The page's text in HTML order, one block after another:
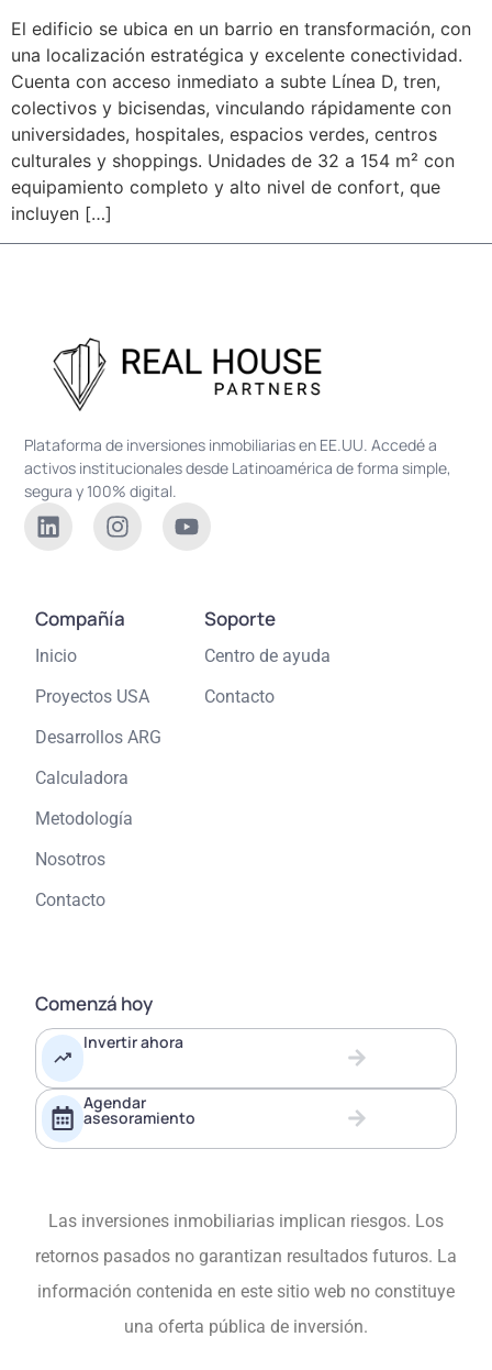
El edificio se ubica en un barrio en transformación, con
una localización estratégica y excelente conectividad.
Cuenta con acceso inmediato a subte Línea D, tren,
colectivos y bicisendas, vinculando rápidamente con
universidades, hospitales, espacios verdes, centros
culturales y shoppings. Unidades de 32 a 154 m² con
equipamiento completo y alto nivel de confort, que
incluyen […]
Plataforma de inversiones inmobiliarias en EE.UU. Accedé a
activos institucionales desde Latinoamérica de forma simple,
segura y 100% digital.
Compañía
Inicio
Proyectos USA
Desarrollos ARG
Calculadora
Metodología
Nosotros
Contacto
Soporte
Centro de ayuda
Contacto
Comenzá hoy
Invertir ahora
Agendar
asesoramiento
Las inversiones inmobiliarias implican riesgos. Los
retornos pasados no garantizan resultados futuros. La
información contenida en este sitio web no constituye
una oferta pública de inversión.